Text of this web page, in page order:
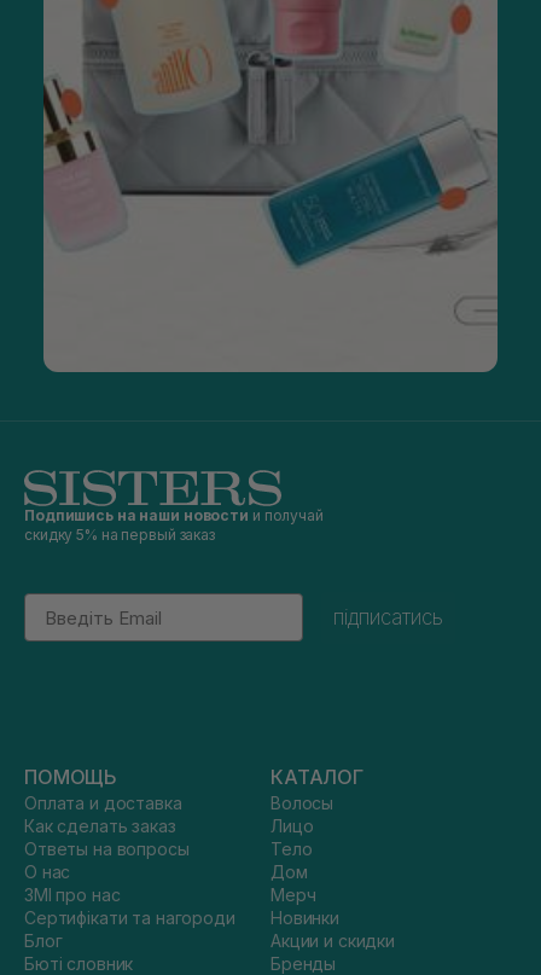
Подпишись на наши новости и получай
скидку 5% на первый заказ
Email
підписатись
ПОМОЩЬ
Оплата и доставка
Как сделать заказ
Ответы на вопросы
О нас
ЗМІ про нас
Сертифікати та нагороди
Блог
Бюті словник
КАТАЛОГ
Волосы
Лицо
Тело
Дом
Мерч
Новинки
Акции и скидки
Бренды